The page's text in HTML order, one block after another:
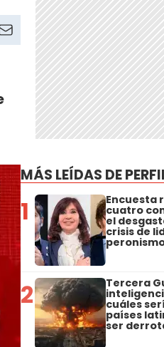
MÁS LEÍDAS DE
1 Encuesta
cuatro
el
crisis de
2 Tercera
cuáles
países
ser